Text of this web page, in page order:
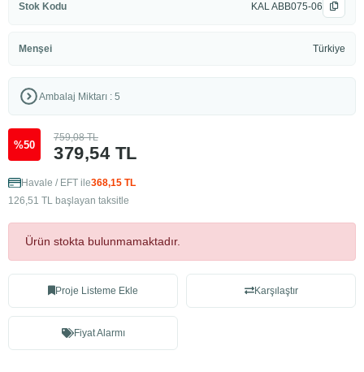
Stok Kodu KAL ABB075-06
Menşei Türkiye
Ambalaj Miktarı : 5
%50 379,54 TL
759,08 TL
Havale / EFT ile368,15 TL
126,51 TL başlayan taksitle
Ürün stokta bulunmamaktadır.
Proje Listeme Ekle Karşılaştır
Fiyat Alarmı